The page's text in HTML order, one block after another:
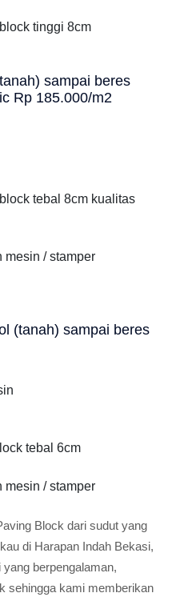
tinggi 8cm
sampai beres
Rp 185.000/m2
tebal 8cm kualitas
mesin / stamper
(tanah) sampai beres
tebal 6cm
mesin / stamper
Block dari sudut yang
di Harapan Indah Bekasi,
berpengalaman,
sehingga kami memberikan